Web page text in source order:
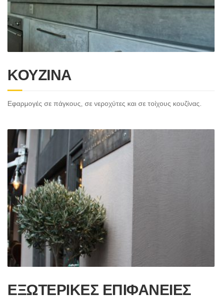
ΚΟΥΖΙΝΑ
Εφαρμογές σε πάγκους, σε νεροχύτες και σε τοίχους κουζίνας.
ΕΞΩΤΕΡΙΚΕΣ ΕΠΙΦΑΝΕΙΕΣ